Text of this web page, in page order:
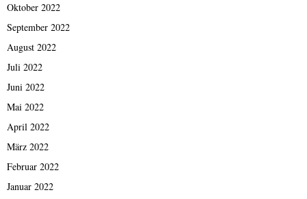
Oktober 2022
September 2022
August 2022
Juli 2022
Juni 2022
Mai 2022
April 2022
März 2022
Februar 2022
Januar 2022